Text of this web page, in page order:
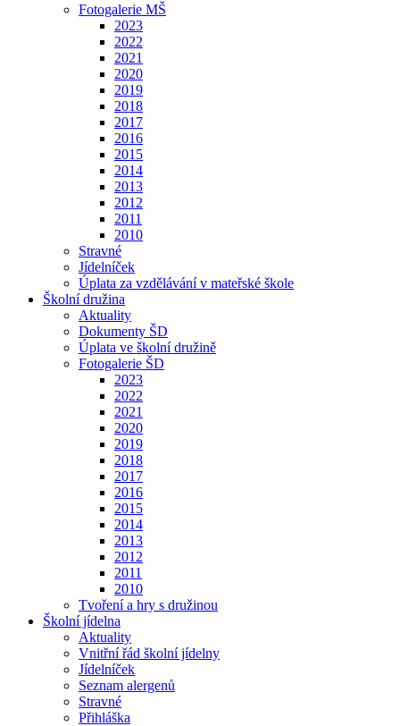
Fotogalerie MŠ
2023
2022
2021
2020
2019
2018
2017
2016
2015
2014
2013
2012
2011
2010
Stravné
Jídelníček
Úplata za vzdělávání v mateřské škole
Školní družina
Aktuality
Dokumenty ŠD
Úplata ve školní družině
Fotogalerie ŠD
2023
2022
2021
2020
2019
2018
2017
2016
2015
2014
2013
2012
2011
2010
Tvoření a hry s družinou
Školní jídelna
Aktuality
Vnitřní řád školní jídelny
Jídelníček
Seznam alergenů
Stravné
Přihláška